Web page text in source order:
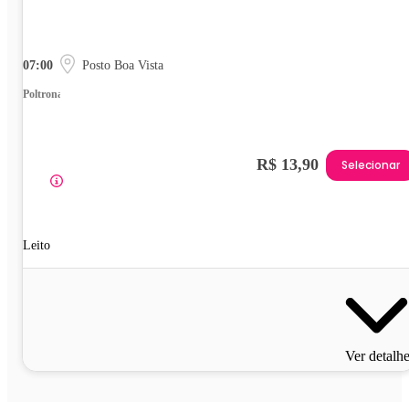
07:00 Posto Boa Vista
Poltrona
Leito
R$ 13,90 Selecionar
Ver